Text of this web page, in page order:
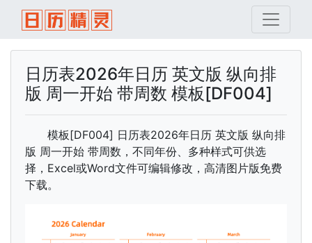
日历表2026年日历 英文版 纵向排
版 周一开始 带周数 模板[DF004]
模板[DF004] 日历表2026年日历 英文版 纵向排
版 周一开始 带周数，不同年份、多种样式可供选
择，Excel或Word文件可编辑修改，高清图片版免费
下载。